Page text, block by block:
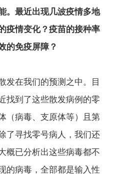
。最近出现几波疫情多地
疫情变化？疫苗的接种率
的免疫屏障？
发在我们的预测之中。目
找到了这些散发病例的零
（病毒、支原体等）且第
了寻找零号病人，我们还
概已分析出这些病毒都不
的病毒，全部都是输入性